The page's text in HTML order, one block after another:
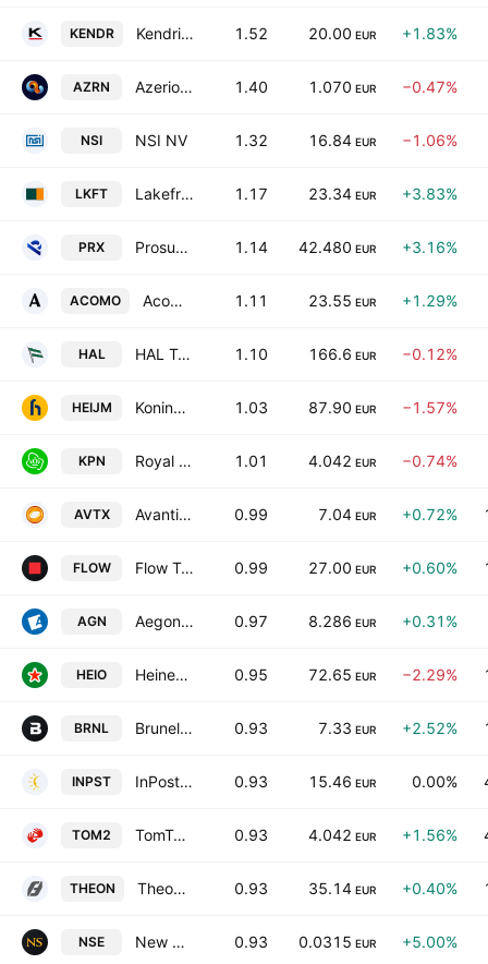
KENDR Kendrion N.V. 1.52 20.00 EUR +1.83%
AZRN Azerion Group N.V 1.40 1.070 EUR −0.47%
NSI NSI NV 1.32 16.84 EUR −1.06%
LKFT Lakefront Biotherapeutics 1.17 23.34 EUR +3.83%
PRX Prosus N.V. Class N 1.14 42.480 EUR +3.16%
ACOMO Acomo N.V. 1.11 23.55 EUR +1.29%
HAL HAL Trust 1.10 166.6 EUR −0.12%
HEIJM Koninklijke Heijmans N.V. 1.03 87.90 EUR −1.57%
KPN Royal KPN NV 1.01 4.042 EUR −0.74%
AVTX Avantium N.V. 0.99 7.04 EUR +0.72%
FLOW Flow Traders Ltd 0.99 27.00 EUR +0.60%
AGN Aegon Ltd. 0.97 8.286 EUR +0.31%
HEIO Heineken Holding N.V. 0.95 72.65 EUR −2.29%
BRNL Brunel International N.V. 0.93 7.33 EUR +2.52%
INPST InPost S.A. 0.93 15.46 EUR 0.00%
TOM2 TomTom NV 0.93 4.042 EUR +1.56%
THEON Theon International Plc 0.93 35.14 EUR +0.40%
NSE New Sources Energy NV 0.93 0.0315 EUR +5.00%